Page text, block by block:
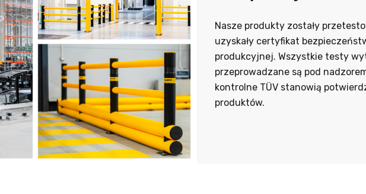
Nasze produkty zostały
uzyskały certyfikat
produkcyjnej. Wszystkie testy
przeprowadzane są pod
kontrolne TÜV stanowią
produktów.